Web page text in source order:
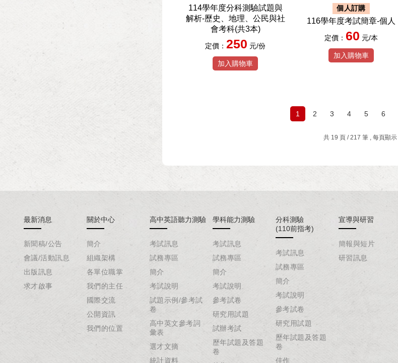
114學年度分科測驗試題與
解析-歷史、地理、公民與社
會考科(共3本)
定價： 250 元/份
加入購物車
個人訂購
116學年度考試簡章-個人
定價： 60 元/本
加入購物車
1 2 3 4 5 6
共 19 頁 / 217 筆 , 每頁顯示
最新消息
新聞稿/公告
會議/活動訊息
出版訊息
求才啟事
關於中心
簡介
組織架構
各單位職掌
我們的主任
國際交流
公開資訊
我們的位置
高中英語聽力測驗
考試訊息
試務專區
簡介
考試說明
試題示例/參考試
卷
高中英文參考詞
彙表
選才文摘
統計資料
學科能力測驗
考試訊息
試務專區
簡介
考試說明
參考試卷
研究用試題
試辦考試
歷年試題及答題
卷
分科測驗
(110前指考)
考試訊息
試務專區
簡介
考試說明
參考試卷
研究用試題
歷年試題及答題
卷
佳作
宣導與研習
簡報與短片
研習訊息